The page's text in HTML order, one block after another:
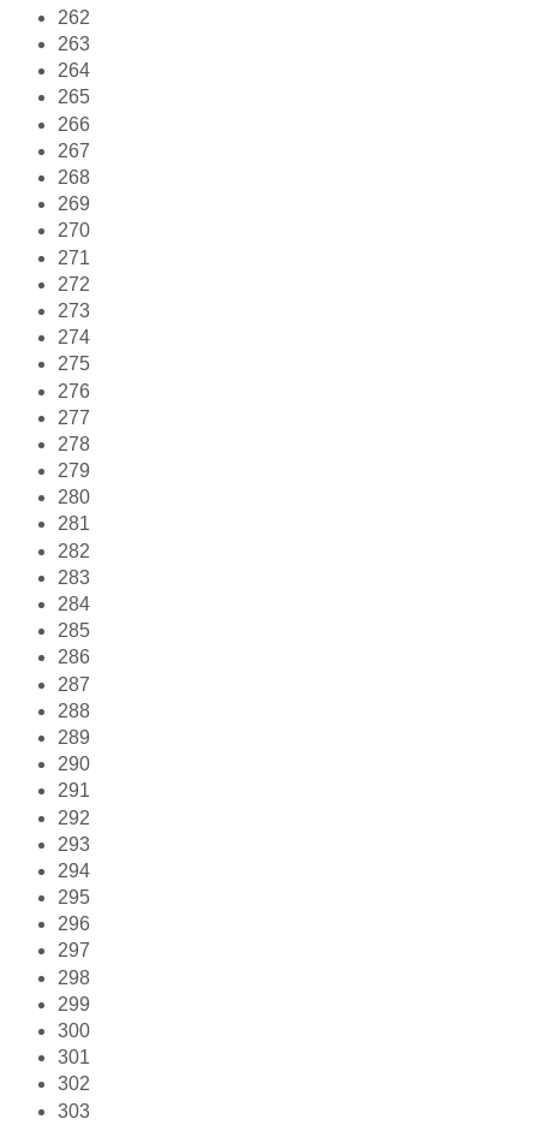
262
263
264
265
266
267
268
269
270
271
272
273
274
275
276
277
278
279
280
281
282
283
284
285
286
287
288
289
290
291
292
293
294
295
296
297
298
299
300
301
302
303